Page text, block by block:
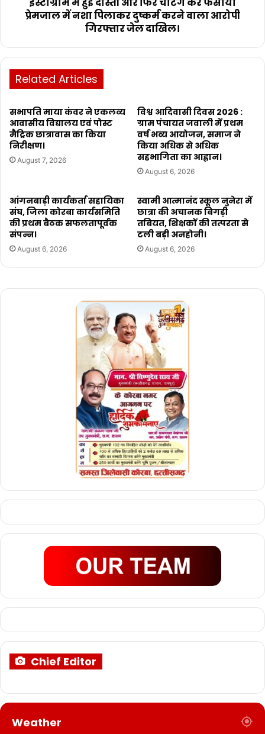
इंस्टाग्राम में हुई दोस्ती और फिर चेटिंग कर फंसाया
प्रेमजाल में नशा पिलाकर दुष्कर्म करने वाला आरोपी
गिरफ्तार जेल दाखिल।
Related Articles
सभापति माया कंवर ने एकलव्य
आवासीय विद्यालय एवं पोस्ट
मैट्रिक छात्रावास का किया
निरीक्षण।
August 7, 2026
विश्व आदिवासी दिवस 2026 :
ग्राम पंचायत जवाली में प्रथम
वर्ष भव्य आयोजन, समाज ने
किया अधिक से अधिक
सहभागिता का आह्वान।
August 6, 2026
आंगनबाड़ी कार्यकर्ता सहायिका
संघ, जिला कोरबा कार्यसमिति
की प्रथम बैठक सफलतापूर्वक
संपन्न।
August 6, 2026
स्वामी आत्मानंद स्कूल नुनेरा में
छात्रा की अचानक बिगड़ी
तबियत, शिक्षकों की तत्परता से
टली बड़ी अनहोनी।
August 6, 2026
Chief Editor
Weather